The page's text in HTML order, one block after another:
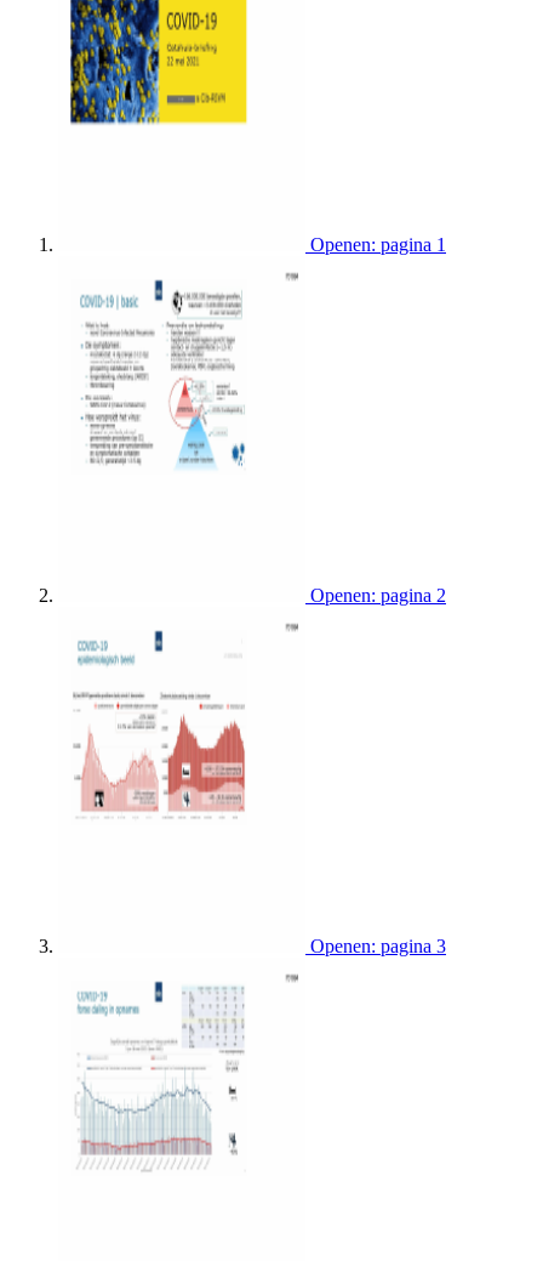
Openen: pagina 1
Openen: pagina 2
Openen: pagina 3